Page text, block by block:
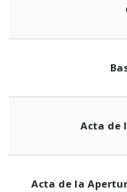
Acta de
Acta de la